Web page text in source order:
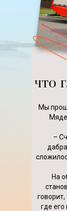
Мы
–
На
где